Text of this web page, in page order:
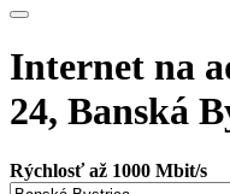
Internet na
24, Banská
Rýchlosť až 1000 Mbit/s